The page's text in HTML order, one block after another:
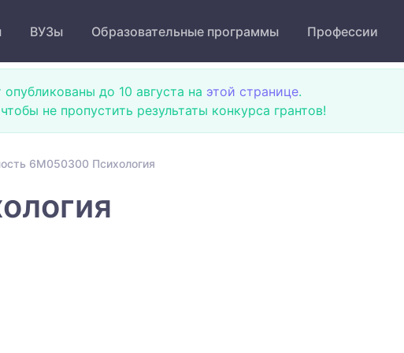
ВУЗы Образовательные программы Профессии
опубликованы до 10 августа на этой странице.
не пропустить результаты конкурса грантов!
6M050300 Психология